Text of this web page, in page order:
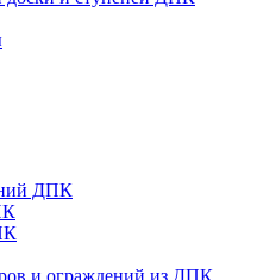
ДПК
и ограждений из ДПК